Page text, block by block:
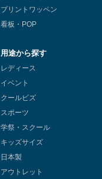
プリントワッペン
看板・POP
用途から探す
レディース
イベント
クールビズ
スポーツ
学祭・スクール
キッズサイズ
日本製
アウトレット